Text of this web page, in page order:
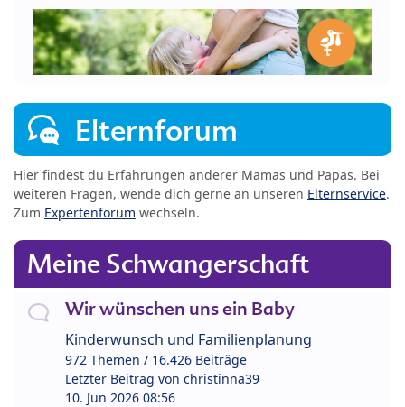
Elternforum
Hier findest du Erfahrungen anderer Mamas und Papas. Bei
weiteren Fragen, wende dich gerne an unseren Elternservice.
Zum Expertenforum wechseln.
Meine Schwangerschaft
Wir wünschen uns ein Baby
Kinderwunsch und Familienplanung
972 Themen / 16.426 Beiträge
Letzter Beitrag von christinna39
10. Jun 2026 08:56